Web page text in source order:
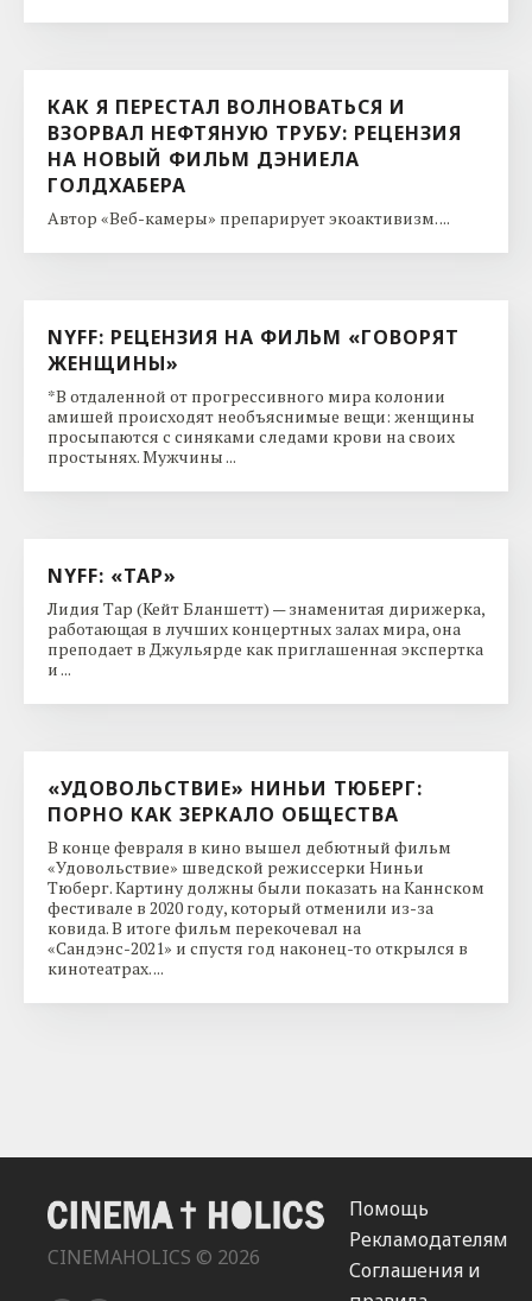
КАК Я ПЕРЕСТАЛ ВОЛНОВАТЬСЯ И
ВЗОРВАЛ НЕФТЯНУЮ ТРУБУ: РЕЦЕНЗИЯ
НА НОВЫЙ ФИЛЬМ ДЭНИЕЛА
ГОЛДХАБЕРА
Автор «Веб-камеры» препарирует экоактивизм. ...
NYFF: РЕЦЕНЗИЯ НА ФИЛЬМ «ГОВОРЯТ
ЖЕНЩИНЫ»
*В отдаленной от прогрессивного мира колонии
амишей происходят необъяснимые вещи: женщины
просыпаются с синяками следами крови на своих
простынях. Мужчины ...
NYFF: «ТАР»
Лидия Тар (Кейт Бланшетт) — знаменитая дирижерка,
работающая в лучших концертных залах мира, она
преподает в Джульярде как приглашенная экспертка
и ...
«УДОВОЛЬСТВИЕ» НИНЬИ ТЮБЕРГ:
ПОРНО КАК ЗЕРКАЛО ОБЩЕСТВА
В конце февраля в кино вышел дебютный фильм
«Удовольствие» шведской режиссерки Ниньи
Тюберг. Картину должны были показать на Каннском
фестивале в 2020 году, который отменили из-за
ковида. В итоге фильм перекочевал на
«Сандэнс-2021» и спустя год наконец-то открылся в
кинотеатрах. ...
CINEMAHOLICS © 2026
Помощь
Рекламодателям
Соглашения и